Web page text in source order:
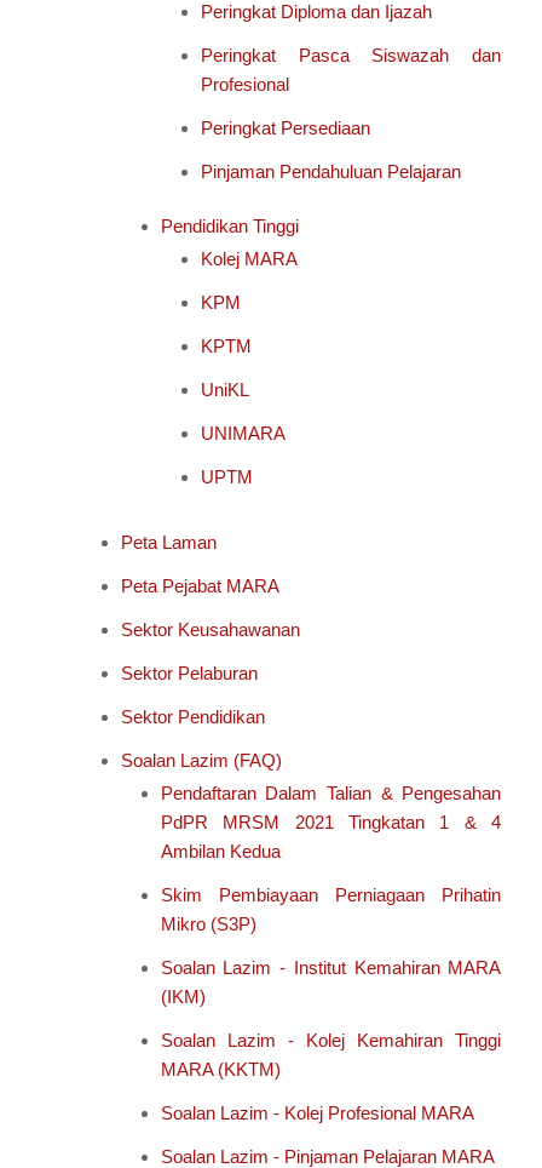
Peringkat Diploma dan Ijazah
Peringkat Pasca Siswazah dan
Profesional
Peringkat Persediaan
Pinjaman Pendahuluan Pelajaran
Pendidikan Tinggi
Kolej MARA
KPM
KPTM
UniKL
UNIMARA
UPTM
Peta Laman
Peta Pejabat MARA
Sektor Keusahawanan
Sektor Pelaburan
Sektor Pendidikan
Soalan Lazim (FAQ)
Pendaftaran Dalam Talian & Pengesahan
PdPR MRSM 2021 Tingkatan 1 & 4
Ambilan Kedua
Skim Pembiayaan Perniagaan Prihatin
Mikro (S3P)
Soalan Lazim - Institut Kemahiran MARA
(IKM)
Soalan Lazim - Kolej Kemahiran Tinggi
MARA (KKTM)
Soalan Lazim - Kolej Profesional MARA
Soalan Lazim - Pinjaman Pelajaran MARA